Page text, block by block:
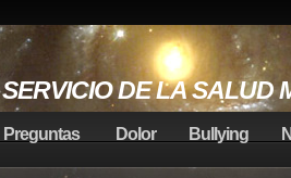
DE LA SALUD
Preguntas Dolor Bullying